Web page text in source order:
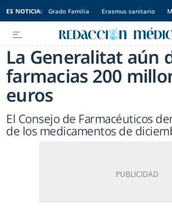
ES NOTICIA: Grado Familia Erasmus sanitario
La Generalitat aún
farmacias 200
euros
El Consejo de Farmacéuticos
de los medicamentos de